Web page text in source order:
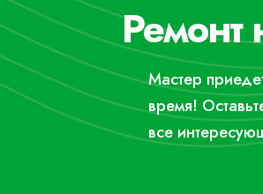
Ремонт
Мастер
время!
все